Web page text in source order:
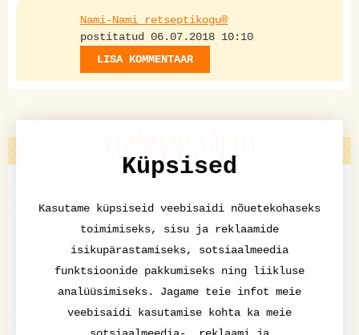
Nami-Nami retseptikogu®
postitatud 06.07.2018 10:10
LISA KOMMENTAAR
KOMMENTAARID
Küpsised
Kasutame küpsiseid veebisaidi nõuetekohaseks
toimimiseks, sisu ja reklaamide
isikupärastamiseks, sotsiaalmeedia
funktsioonide pakkumiseks ning liikluse
analüüsimiseks. Jagame teie infot meie
veebisaidi kasutamise kohta ka meie